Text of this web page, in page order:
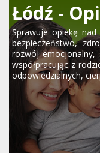
Łódź -
Sprawuje opiekę
bezpieczeństwo,
rozwój emocjonalny,
współpracując z
odpowiedzialnych,